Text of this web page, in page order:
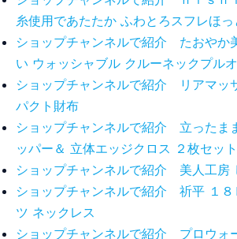
糸使用であたたか ふわとろスフレほ
ショップチャンネルで紹介 たおやか
い ウォッシャブル クルーネックプル
ショップチャンネルで紹介 リアマッ
パクト財布
ショップチャンネルで紹介 立ったま
ッパー＆ 立体エッジクロス ２枚セット
ショップチャンネルで紹介 美人工房
ショップチャンネルで紹介 祈平 １
ツ ネックレス
ショップチャンネルで紹介 プロウォ